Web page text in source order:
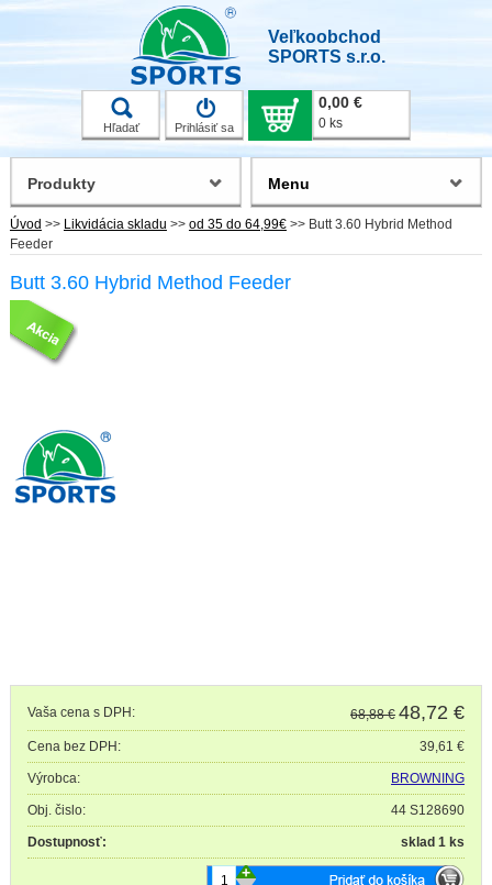
Veľkoobchod
SPORTS s.r.o.
Hľadať Prihlásiť sa
0,00 €
0 ks
Úvod >> Likvidácia skladu >> od 35 do 64,99€ >> Butt 3.60 Hybrid Method
Feeder
Butt 3.60 Hybrid Method Feeder
Vaša cena s DPH: 68,88 € 48,72 €
Cena bez DPH: 39,61 €
Výrobca: BROWNING
Obj. čislo: 44 S128690
Dostupnosť: sklad 1 ks
+
Produkty Menu